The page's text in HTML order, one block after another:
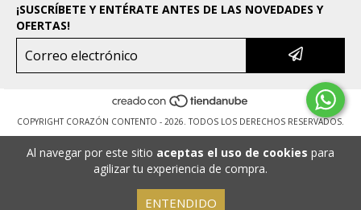
Al navegar por este sitio aceptas el uso de cookies para
agilizar tu experiencia de compra.
ENTENDIDO
¡SUSCRÍBETE Y ENTÉRATE ANTES DE LAS NOVEDADES Y
OFERTAS!
COPYRIGHT CORAZÓN CONTENTO - 2026. TODOS LOS DERECHOS RESERVADOS.